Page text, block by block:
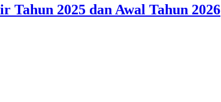
Tahun 2025 dan Awal Tahun 2026